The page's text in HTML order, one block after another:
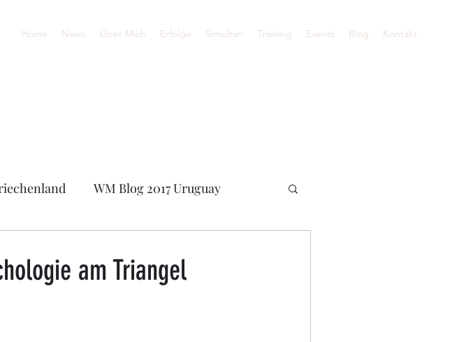
Home News Über Mich Erfolge Simultan Training Events Blog Kontakt
WM Blog 2017 Uruguay
2020
am Triangel